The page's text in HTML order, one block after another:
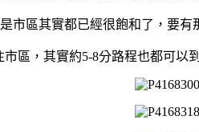
市區其實都已經很飽和了，要有
區，其實約5-8分路程也都可以